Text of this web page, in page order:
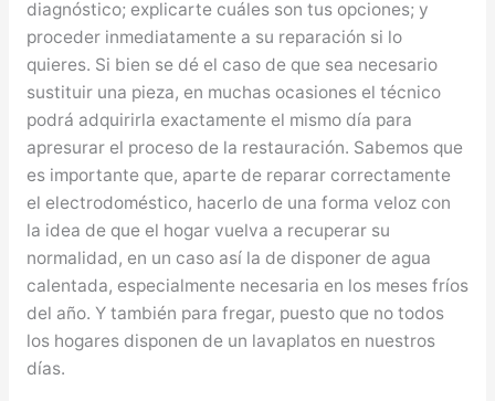
diagnóstico; explicarte cuáles son tus opciones; y
proceder inmediatamente a su reparación si lo
quieres. Si bien se dé el caso de que sea necesario
sustituir una pieza, en muchas ocasiones el técnico
podrá adquirirla exactamente el mismo día para
apresurar el proceso de la restauración. Sabemos que
es importante que, aparte de reparar correctamente
el electrodoméstico, hacerlo de una forma veloz con
la idea de que el hogar vuelva a recuperar su
normalidad, en un caso así la de disponer de agua
calentada, especialmente necesaria en los meses fríos
del año. Y también para fregar, puesto que no todos
los hogares disponen de un lavaplatos en nuestros
días.